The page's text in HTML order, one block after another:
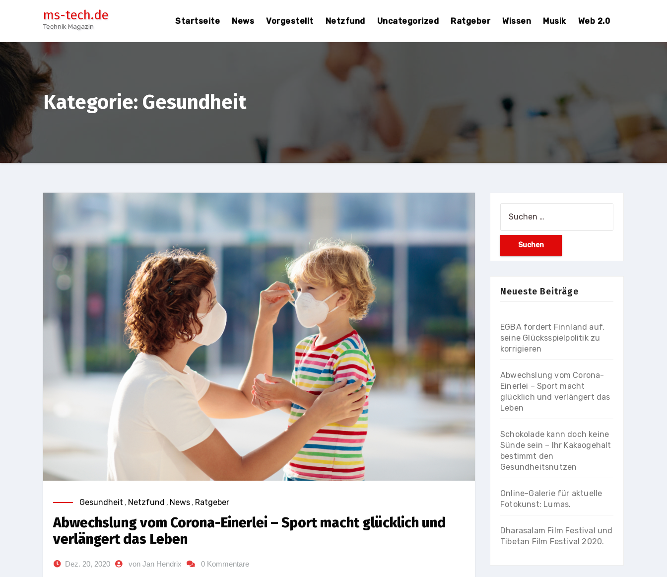
ms-tech.de
Technik Magazin
Startseite News Vorgestellt Netzfund Uncategorized Ratgeber Wissen Musik Web 2.0
Kategorie: Gesundheit
Gesundheit , Netzfund , News , Ratgeber
Abwechslung vom Corona-Einerlei – Sport macht glücklich und
verlängert das Leben
Dez. 20, 2020 von Jan Hendrix 0 Kommentare
Neueste Beiträge
EGBA fordert Finnland auf,
seine Glücksspielpolitik zu
korrigieren
Abwechslung vom Corona-
Einerlei – Sport macht
glücklich und verlängert das
Leben
Schokolade kann doch keine
Sünde sein – Ihr Kakaogehalt
bestimmt den
Gesundheitsnutzen
Online-Galerie für aktuelle
Fotokunst: Lumas.
Dharasalam Film Festival und
Tibetan Film Festival 2020.